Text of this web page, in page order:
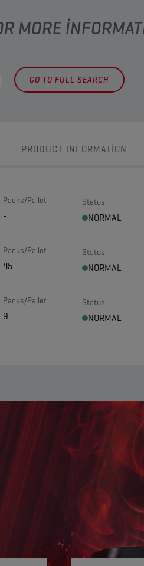
MORE
GO TO FULL SEARCH
PRODUCT INFORMATION
Packs/Pallet
-
Status
NORMAL
Packs/Pallet
45
Status
NORMAL
Packs/Pallet
9
Status
NORMAL